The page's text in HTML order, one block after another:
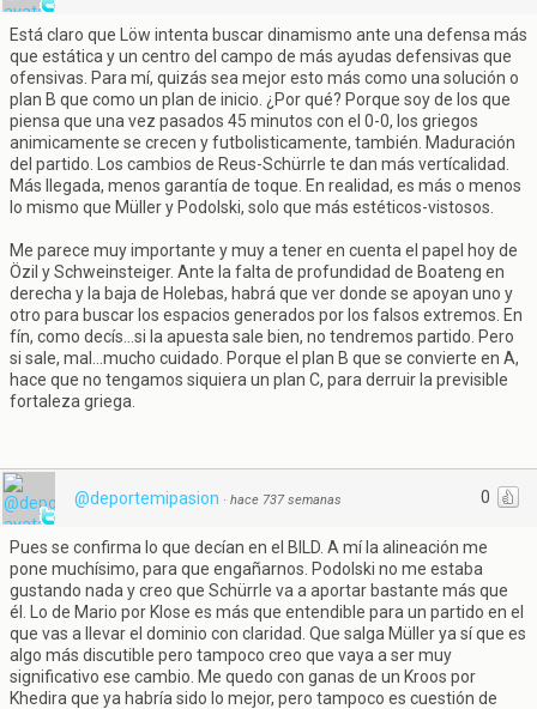
Está claro que Löw intenta buscar dinamismo ante una defensa más
que estática y un centro del campo de más ayudas defensivas que
ofensivas. Para mí, quizás sea mejor esto más como una solución o
plan B que como un plan de inicio. ¿Por qué? Porque soy de los que
piensa que una vez pasados 45 minutos con el 0-0, los griegos
animicamente se crecen y futbolisticamente, también. Maduración
del partido. Los cambios de Reus-Schürrle te dan más vertícalidad.
Más llegada, menos garantía de toque. En realidad, es más o menos
lo mismo que Müller y Podolski, solo que más estéticos-vistosos.
Me parece muy importante y muy a tener en cuenta el papel hoy de
Özil y Schweinsteiger. Ante la falta de profundidad de Boateng en
derecha y la baja de Holebas, habrá que ver donde se apoyan uno y
otro para buscar los espacios generados por los falsos extremos. En
fín, como decís...si la apuesta sale bien, no tendremos partido. Pero
si sale, mal...mucho cuidado. Porque el plan B que se convierte en A,
hace que no tengamos siquiera un plan C, para derruir la previsible
fortaleza griega.
0
@deportemipasion · hace 737 semanas
Pues se confirma lo que decían en el BILD. A mí la alineación me
pone muchísimo, para que engañarnos. Podolski no me estaba
gustando nada y creo que Schürrle va a aportar bastante más que
él. Lo de Mario por Klose es más que entendible para un partido en el
que vas a llevar el dominio con claridad. Que salga Müller ya sí que es
algo más discutible pero tampoco creo que vaya a ser muy
significativo ese cambio. Me quedo con ganas de un Kroos por
Khedira que ya habría sido lo mejor, pero tampoco es cuestión de